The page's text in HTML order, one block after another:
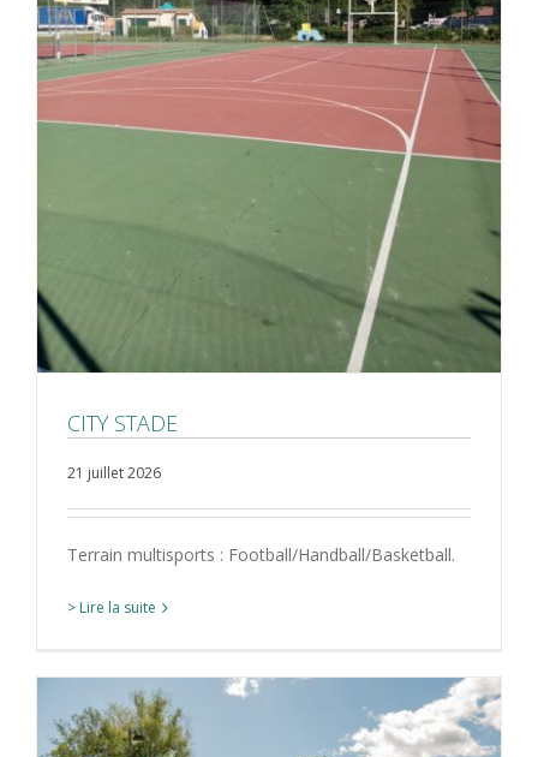
CITY STADE
21 juillet 2026
Terrain multisports : Football/Handball/Basketball.
> Lire la suite